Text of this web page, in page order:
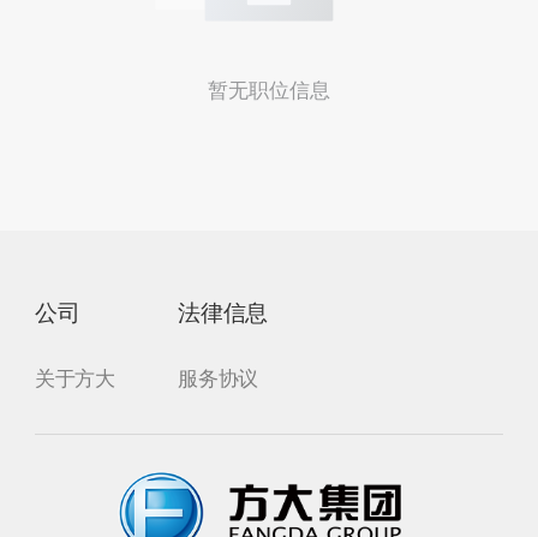
暂无职位信息
公司
关于方大
法律信息
服务协议